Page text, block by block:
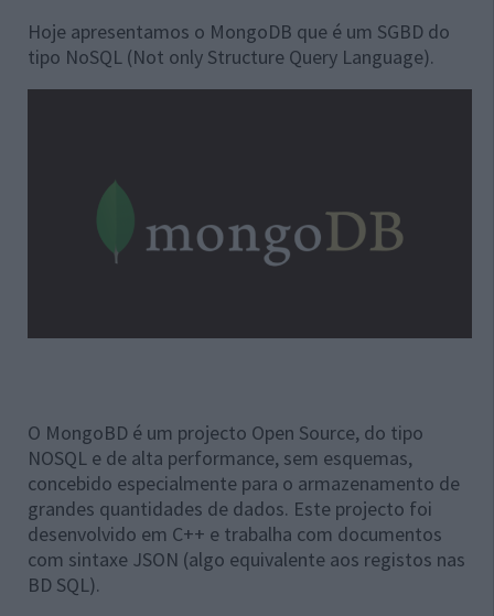
Hoje apresentamos o MongoDB que é um SGBD do
tipo NoSQL (Not only Structure Query Language).
O MongoBD é um projecto Open Source, do tipo
NOSQL e de alta performance, sem esquemas,
concebido especialmente para o armazenamento de
grandes quantidades de dados. Este projecto foi
desenvolvido em C++ e trabalha com documentos
com sintaxe JSON (algo equivalente aos registos nas
BD SQL).